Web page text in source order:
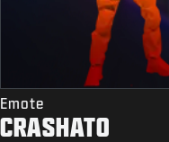
Emote
CRASHATO